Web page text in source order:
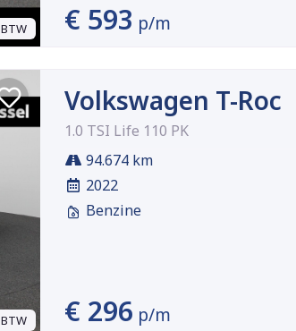
BTW € 593 p/m
BTW
Volkswagen T-Roc
1.0 TSI Life 110 PK
94.674 km
2022
Benzine
€ 296 p/m